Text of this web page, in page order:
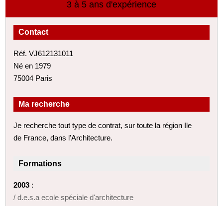
3 à 5 ans d'expérience
Contact
Réf. VJ612131011
Né en 1979
75004 Paris
Ma recherche
Je recherche tout type de contrat, sur toute la région Ile
de France, dans l'Architecture.
Formations
2003 :
/ d.e.s.a ecole spéciale d'architecture